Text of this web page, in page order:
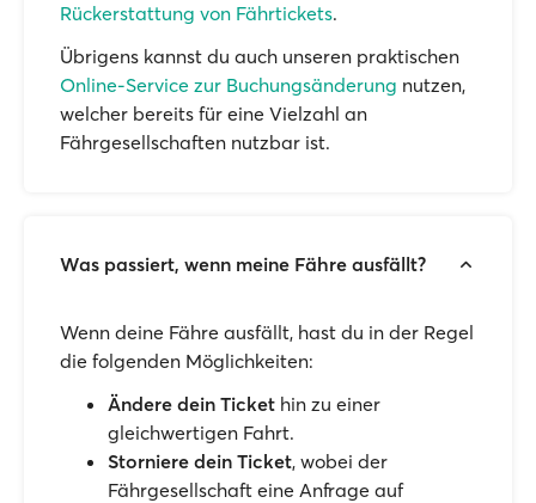
Rückerstattung von Fährtickets.
Übrigens kannst du auch unseren praktischen
Online-Service zur Buchungsänderung nutzen,
welcher bereits für eine Vielzahl an
Fährgesellschaften nutzbar ist.
Was passiert, wenn meine Fähre ausfällt?
Wenn deine Fähre ausfällt, hast du in der Regel
die folgenden Möglichkeiten:
Ändere dein Ticket hin zu einer
gleichwertigen Fahrt.
Storniere dein Ticket, wobei der
Fährgesellschaft eine Anfrage auf